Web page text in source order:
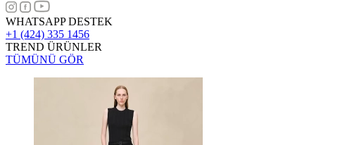
WHATSAPP DESTEK
+1 (424) 335 1456
TREND ÜRÜNLER
TÜMÜNÜ GÖR